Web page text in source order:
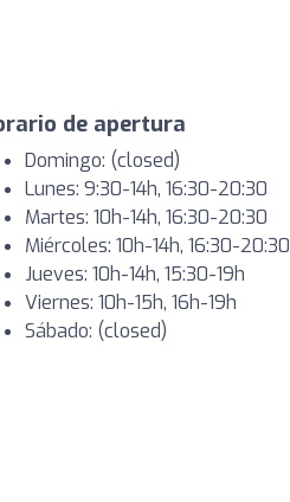
de apertura
Domingo: (closed)
Lunes: 9:30-14h, 16:30-20:30
Martes: 10h-14h, 16:30-20:30
Miércoles: 10h-14h, 16:30-20:30
Jueves: 10h-14h, 15:30-19h
Viernes: 10h-15h, 16h-19h
Sábado: (closed)